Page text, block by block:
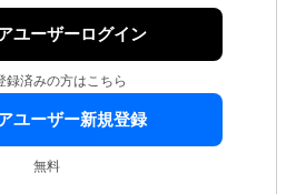
ユーザーログイン
録済みの方はこちら
ユーザー新規登録
無料